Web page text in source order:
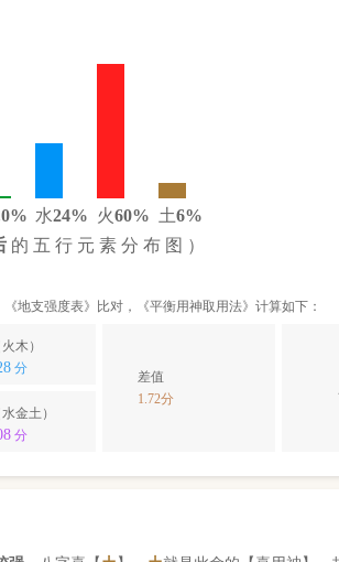
0% 水24% 火60% 土6%
的 五 行 元 素 分 布 图 ）
地支强度表》比对，《平衡用神取用法》计算如下：
木）
分
金土）
分
差值
1.72分